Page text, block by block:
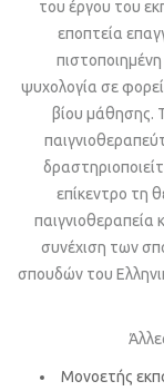
του έργου του
εποπτεία
πιστοποιημένη
ψυχολογία σε
βίου μάθησης.
επίκεντρο τη
συνέχιση των
σπουδών του
Μονοετής